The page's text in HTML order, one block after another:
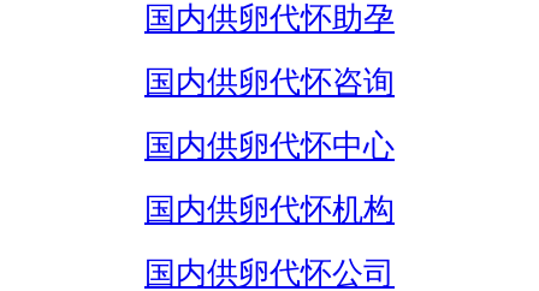
国内供卵代怀助孕
国内供卵代怀咨询
国内供卵代怀中心
国内供卵代怀机构
国内供卵代怀公司